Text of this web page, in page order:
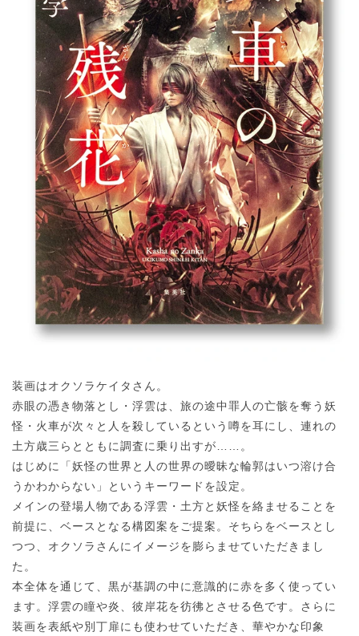
装画はオクソラケイタさん。
赤眼の憑き物落とし・浮雲は、旅の途中罪人の亡骸を奪う妖
怪・火車が次々と人を殺しているという噂を耳にし、連れの
土方歳三らとともに調査に乗り出すが……。
はじめに「妖怪の世界と人の世界の曖昧な輪郭はいつ溶け合
うかわからない」というキーワードを設定。
メインの登場人物である浮雲・土方と妖怪を絡ませることを
前提に、ベースとなる構図案をご提案。そちらをベースとし
つつ、オクソラさんにイメージを膨らませていただきまし
た。
本全体を通じて、黒が基調の中に意識的に赤を多く使ってい
ます。浮雲の瞳や炎、彼岸花を彷彿とさせる色です。さらに
装画を表紙や別丁扉にも使わせていただき、華やかな印象